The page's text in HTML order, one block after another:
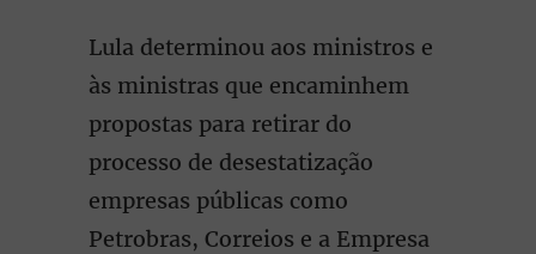
Lula determinou aos ministros e
às ministras que encaminhem
propostas para retirar do
processo de desestatização
empresas públicas como
Petrobras, Correios e a Empresa